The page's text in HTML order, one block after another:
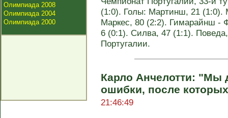
Олимпиада 2008
Олимпиада 2004
Олимпиада 2000
(1:0). Голы: Мартинш, 21 (1:0).
Маркес, 80 (2:2). Гимарайнш -
6 (0:1). Силва, 47 (1:1).
Португалии.
Карло Анчелотти: "Мы
ошибки, после
21:46:49